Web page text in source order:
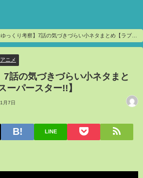
ゆっくり考察】7話の気づきづらい小ネタまとめ【ラブラ
ニメ
7話の気づきづらい小ネタまと
ーパースター!!】
月7日
LINE